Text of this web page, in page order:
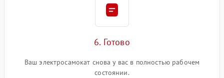
6. Готово
Ваш электросамокат снова у вас в полностью рабочем
состоянии.